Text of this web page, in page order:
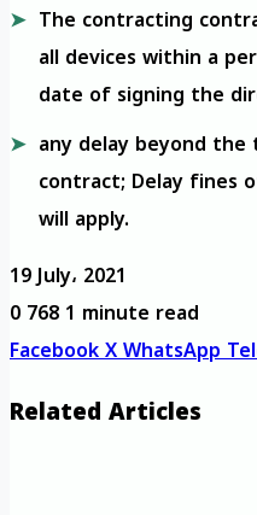
The contracting
all devices within a
date of signing the
any delay beyond
contract; Delay fines
will apply.
19 July، 2021
07681 minute read
FacebookXWhatsApp
Related Articles